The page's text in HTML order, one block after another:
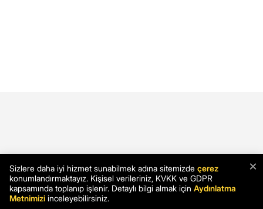
×
Sizlere daha iyi hizmet sunabilmek adına sitemizde çerez
konumlandırmaktayız. Kişisel verileriniz, KVKK ve GDPR
kapsamında toplanıp işlenir. Detaylı bilgi almak için Aydınlatma
Metnimizi inceleyebilirsiniz.